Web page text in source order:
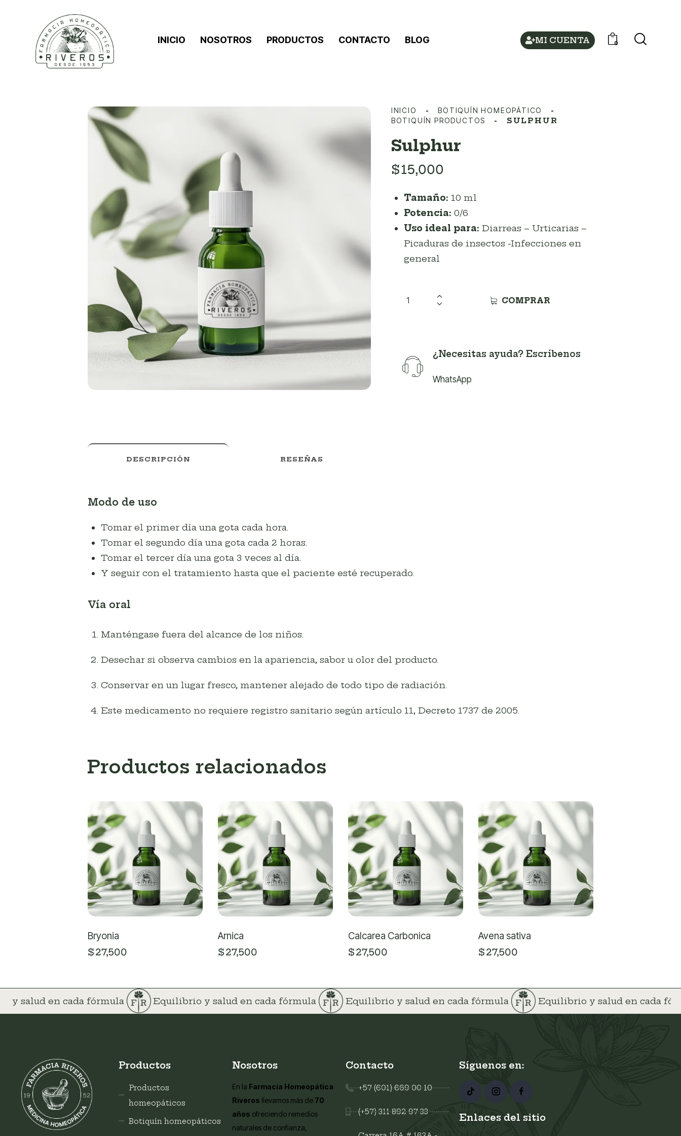
INICIO NOSOTROS PRODUCTOS CONTACTO BLOG MI CUENTA 0
INICIO
BOTIQUÍN HOMEOPÁTICO
BOTIQUÍN PRODUCTOS
SULPHUR
Sulphur
$15,000
Tamaño: 10 ml
Potencia: 0/6
Uso ideal para: Diarreas – Urticarias –
Picaduras de insectos -Infecciones en
general
COMPRAR
¿Necesitas ayuda? Escríbenos
WhatsApp
DESCRIPCIÓN RESEÑAS
Modo de uso
Tomar el primer día una gota cada hora.
Tomar el segundo día una gota cada 2 horas.
Tomar el tercer día una gota 3 veces al día.
Y seguir con el tratamiento hasta que el paciente esté recuperado.
Vía oral
Manténgase fuera del alcance de los niños.
Desechar si observa cambios en la apariencia, sabor u olor del producto.
Conservar en un lugar fresco, mantener alejado de todo tipo de radiación.
Este medicamento no requiere registro sanitario según artículo 11, Decreto 1737 de 2005.
Productos relacionados
Bryonia
$27,500
Arnica
$27,500
Calcarea Carbonica
$27,500
Avena sativa
$27,500
y salud en cada fórmula Equilibrio y salud en cada fórmula Equilibrio y salud en cada fórmula Equilibrio y salud en cada
Productos
Productos
homeopáticos
Botiquín homeopáticos
Nosotros
En la Farmacia Homeopática
Riveros llevamos más de 70
años ofreciendo remedios
naturales de confianza,
Contacto
+57 (601) 669 00 10
(+57) 311 892 97 33
Síguenos en:
Enlaces del sitio